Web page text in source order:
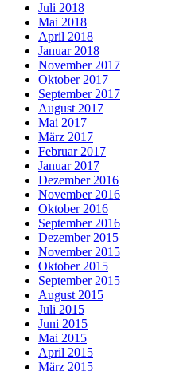
Juli 2018
Mai 2018
April 2018
Januar 2018
November 2017
Oktober 2017
September 2017
August 2017
Mai 2017
März 2017
Februar 2017
Januar 2017
Dezember 2016
November 2016
Oktober 2016
September 2016
Dezember 2015
November 2015
Oktober 2015
September 2015
August 2015
Juli 2015
Juni 2015
Mai 2015
April 2015
März 2015